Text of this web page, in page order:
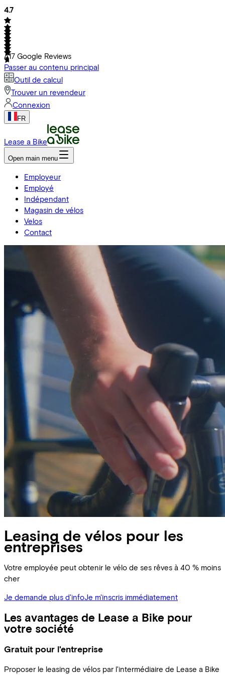
4.7
417 Google Reviews
Passer au contenu principal
Outil de calcul
Trouver un revendeur
Connexion
FR
Lease a Bike
Open main menu
Employeur
Employé
Indépendant
Magasin de vélos
Velos
Contact
Leasing de vélos pour les
entreprises
Votre employée peut obtenir le vélo de ses rêves à 40 % moins
cher
Je demande plus d'infoJe m'inscris immédiatement
Les avantages de Lease a Bike pour
votre société
Gratuit pour l'entreprise
Proposer le leasing de vélos par l'intermédiaire de Lease a Bike